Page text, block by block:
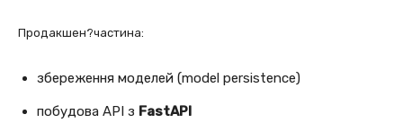
Продакшен?частина:
збереження моделей (model persistence)
побудова API з FastAPI